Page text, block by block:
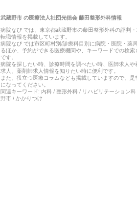
武蔵野市の医療法人社団光徳会 藤田整形外科情報
病院なび では、 東京都武蔵野市の藤田整形外科の評判・
転職情報を掲載しています。
病院なび では市区町村別/診療科目別に病院・医院・薬
るほか、予約ができる医療機関や、キーワードでの検索
です。
病院を探したい時、診療時間を調べたい時、医師求人や
求人、薬剤師求人情報を知りたい時に便利です。
また、役立つ医療コラムなども掲載していますので、是
になってください。
関連キーワード: 内科 / 整形外科 / リハビリテーション
野市 / かかりつけ